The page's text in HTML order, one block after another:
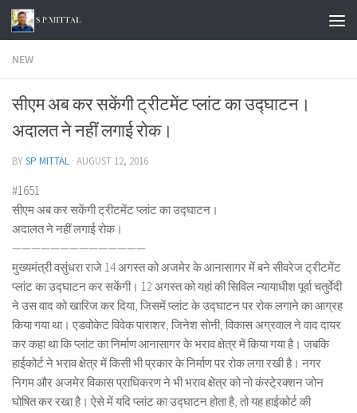
Skip to content
NEW
सीएम अब कर सकेंगी ट्रीटमेंट प्लांट का उद्घाटन।
अदालत ने नहीं लगाई रोक।
BYSP MITTAL · AUGUST 12, 2016
#1651
सीएम अब कर सकेंगी ट्रीटमेंट प्लांट का उद्घाटन।
अदालत ने नहीं लगाई रोक।
——————————————
मुख्यमंत्री वसुंधरा राजे 14 अगस्त को अजमेर के आनासागर में बने सीवरेज ट्रीटमेंट
प्लांट का उद्घाटन कर सकेंगी। 12 अगस्त को यहां की सिविल न्यायाधीश पूर्वा चतुर्वेदी
ने उस वाद को खारिज कर दिया, जिसमें प्लांट के उद्घाटन पर रोक लगाने का आग्रह
किया गया था। एडवोकेट विवेक पाराशर, जिनेश सोनी, विकास अग्रवाल ने वाद दायर
कर कहा था कि प्लांट का निर्माण आनासागर के भराव क्षेत्र में किया गया है। जबकि
हाईकोर्ट ने भराव क्षेत्र में किसी भी प्रकार के निर्माण पर रोक लगा रखी है। नगर
निगम और अजमेर विकास प्राधिकरण ने भी भराव क्षेत्र को नो कंस्टे्रक्शन जोन
घोषित कर रखा है। ऐसे में यदि प्लांट का उद्घाटन होता है, तो यह हाईकोर्ट की